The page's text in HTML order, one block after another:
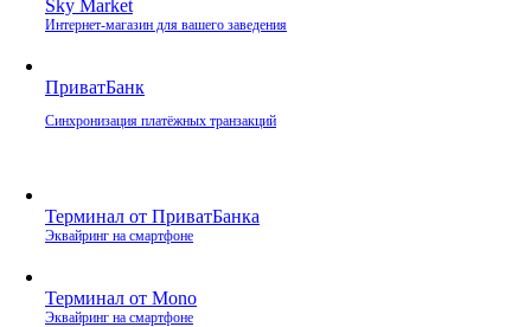
Sky Market
Интернет‑магазин для вашего заведения
ПриватБанк
Синхронизация платёжных транзакций
Терминал от ПриватБанка
Эквайринг на смартфоне
Терминал от Mono
Эквайринг на смартфоне